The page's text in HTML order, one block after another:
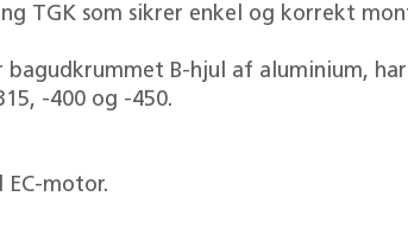
TGK som sikrer enkel og korrekt
B-hjul af aluminium,
-400 og -450.
motor.